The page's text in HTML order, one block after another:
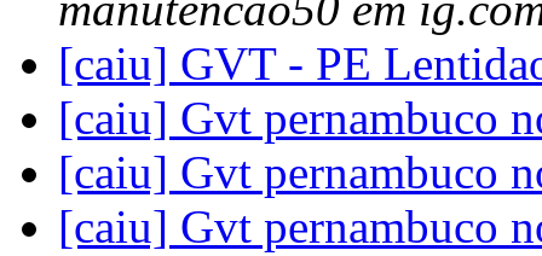
[caiu] GVT - PE
[caiu] Gvt pernambuco
[caiu] Gvt pernambuco
[caiu] Gvt pernambuco